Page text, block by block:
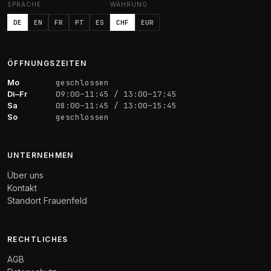
SPRACHE
DE EN FR PT ES
WÄHRUNG
CHF EUR
ÖFFNUNGSZEITEN
Mo geschlossen
Di–Fr 09:00–11:45 / 13:00–17:45
Sa 08:00–11:45 / 13:00–15:45
So geschlossen
UNTERNEHMEN
Über uns
Kontakt
Standort Frauenfeld
RECHTLICHES
AGB